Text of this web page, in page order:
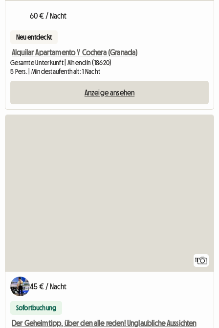
60 € / Nacht
Neu entdeckt
Alquilar Apartamento Y Cochera (Granada)
Gesamte Unterkunft | Alhendín (18620)
5 Pers. | Mindestaufenthalt: 1 Nacht
Anzeige ansehen
45 € / Nacht
Sofortbuchung
Der Geheimtipp, über den alle reden! Unglaubliche Aussichten